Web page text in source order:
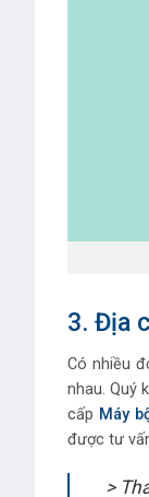
3. Địa
Có nhiều
nhau. Quý
cấp Máy
được tư
>